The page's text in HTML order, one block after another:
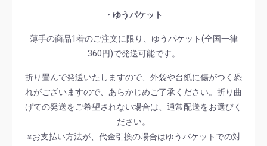
・ゆうパケット
薄手の商品1着のご注文に限り、ゆうパケット(全国一律
360円)で発送可能です。
折り畳んで発送いたしますので、外袋や台紙に傷がつく恐
れがございますので、あらかじめご了承ください。折り曲
げての発送をご希望されない場合は、通常配送をお選びく
ださい。
※お支払い方法が、代金引換の場合はゆうパケットでの対